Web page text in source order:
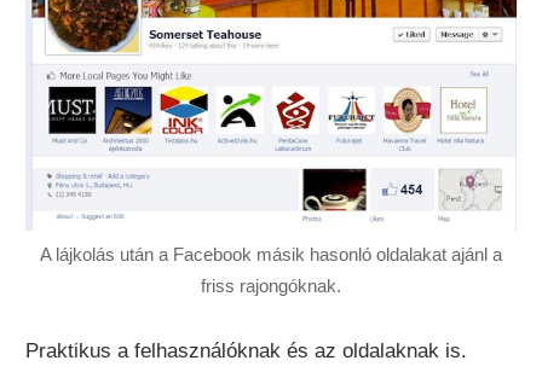
A lájkolás után a Facebook másik hasonló oldalakat ajánl a
friss rajongóknak.
Praktikus a felhasználóknak és az oldalaknak is.